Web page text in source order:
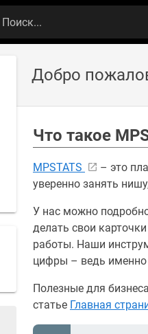
Поиск...
Добро
Что такое
MPSTATS
– это
уверенно занять
У нас можно
делать свои
работы. Наши
цифры – ведь именно
Полезные для
статье Главная